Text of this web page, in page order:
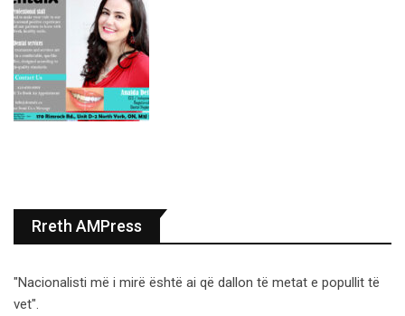
Rreth AMPress
"Nacionalisti më i mirë është ai që dallon të metat e popullit të
vet".